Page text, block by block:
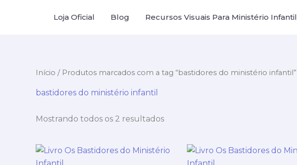
Loja Oficial Blog Recursos Visuais Para Ministério Infantil
Início / Produtos marcados com a tag “bastidores do ministério infantil”
bastidores do ministério infantil
Mostrando todos os 2 resultados